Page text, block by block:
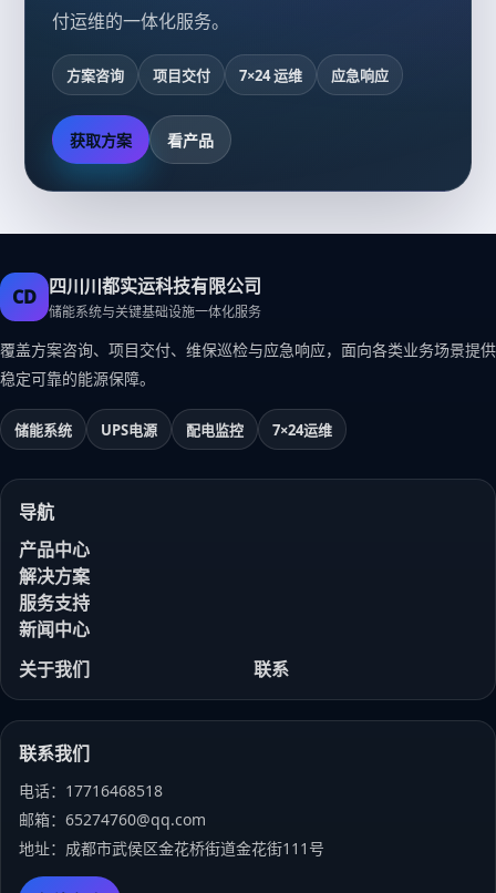
付运维的一体化服务。
方案咨询 项目交付 7×24 运维 应急响应
获取方案 看产品
CD 四川川都实运科技有限公司
储能系统与关键基础设施一体化服务
覆盖方案咨询、项目交付、维保巡检与应急响应，面向各类业务场景提供
稳定可靠的能源保障。
储能系统 UPS电源 配电监控 7×24运维
导航
产品中心
解决方案
服务支持
新闻中心
关于我们
联系
联系我们
电话：17716468518
邮箱：65274760@qq.com
地址：成都市武侯区金花桥街道金花街111号